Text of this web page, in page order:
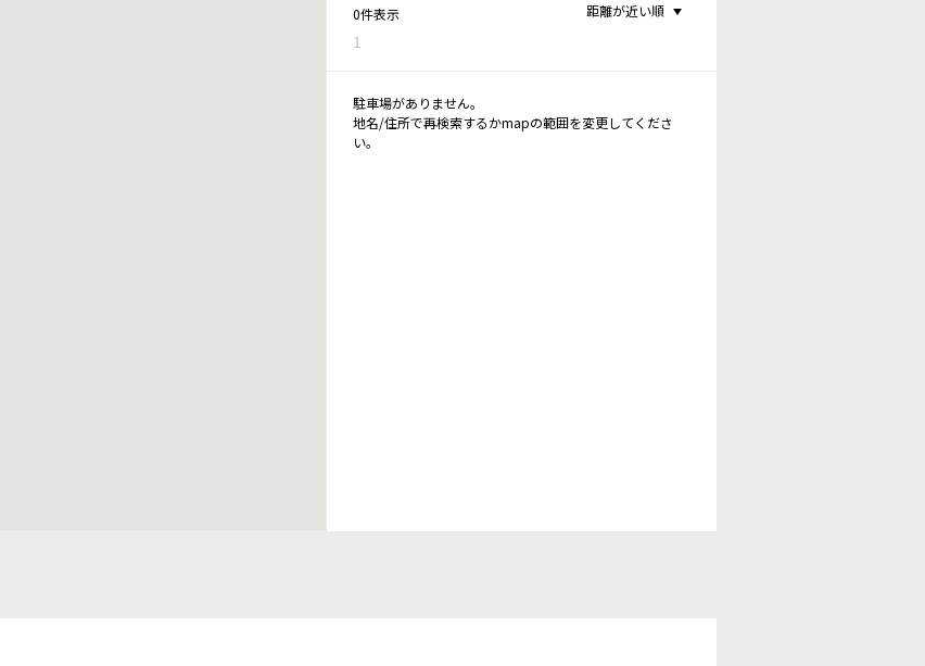
0件表示
1
距離が近い順
駐車場がありません。
地名/住所で再検索するかmapの範囲を変更してくださ
い。